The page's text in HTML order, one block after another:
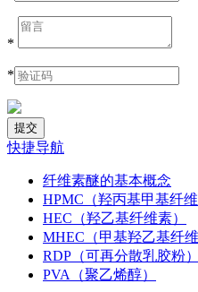
*
*
快捷导航
纤维素醚的基本概念
HPMC（羟丙基甲基纤维
HEC（羟乙基纤维素）
MHEC（甲基羟乙基纤维
RDP（可再分散乳胶粉）
PVA（聚乙烯醇）